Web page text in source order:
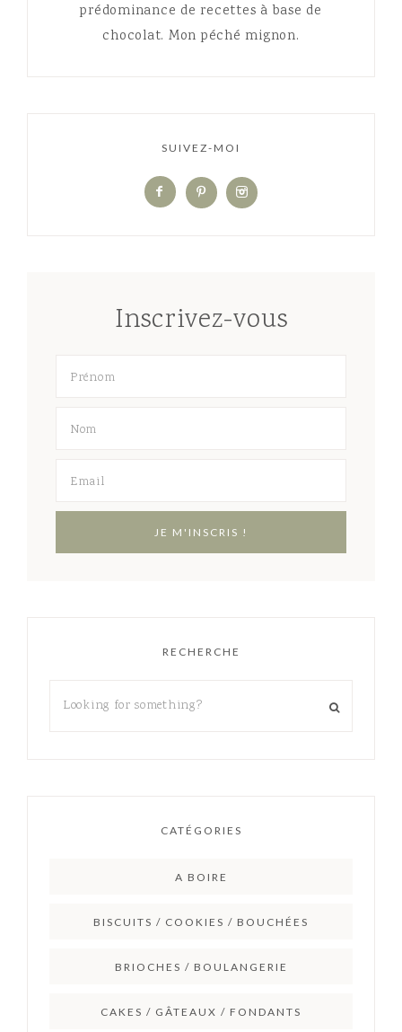
prédominance de recettes à base de
chocolat. Mon péché mignon.
SUIVEZ-MOI
Inscrivez-vous
RECHERCHE
CATÉGORIES
A BOIRE
BISCUITS / COOKIES / BOUCHÉES
BRIOCHES / BOULANGERIE
CAKES / GÂTEAUX / FONDANTS